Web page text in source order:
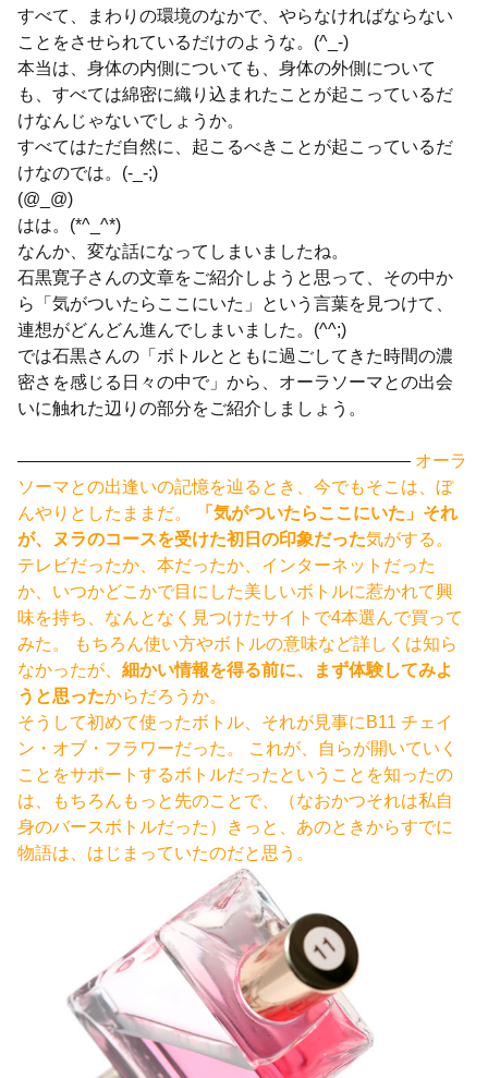
すべて、まわりの環境のなかで、やらなければならない
ことをさせられているだけのような。(^_-)
本当は、身体の内側についても、身体の外側について
も、すべては綿密に織り込まれたことが起こっているだ
けなんじゃないでしょうか。
すべてはただ自然に、起こるべきことが起こっているだ
けなのでは。(-_-;)
(@_@)
はは。(*^_^*)
なんか、変な話になってしまいましたね。
石黒寛子さんの文章をご紹介しようと思って、その中か
ら「気がついたらここにいた」という言葉を見つけて、
連想がどんどん進んでしまいました。(^^;)
では石黒さんの「ボトルとともに過ごしてきた時間の濃
密さを感じる日々の中で」から、オーラソーマとの出会
いに触れた辺りの部分をご紹介しましょう。
——————————————————————– オーラ
ソーマとの出逢いの記憶を辿るとき、今でもそこは、ぼ
んやりとしたままだ。
「気がついたらここにいた」それ
が、ヌラのコースを受けた初日の印象だった気がする。
テレビだったか、本だったか、インターネットだった
か、いつかどこかで目にした美しいボトルに惹かれて興
味を持ち、なんとなく見つけたサイトで4本選んで買って
みた。 もちろん使い方やボトルの意味など詳しくは知ら
なかったが、細かい情報を得る前に、まず体験してみよ
うと思ったからだろうか。
そうして初めて使ったボトル、それが見事にB11 チェイ
ン・オブ・フラワーだった。 これが、自らが開いていく
ことをサポートするボトルだったということを知ったの
は、もちろんもっと先のことで、（なおかつそれは私自
身のバースボトルだった）きっと、あのときからすでに
物語は、はじまっていたのだと思う。